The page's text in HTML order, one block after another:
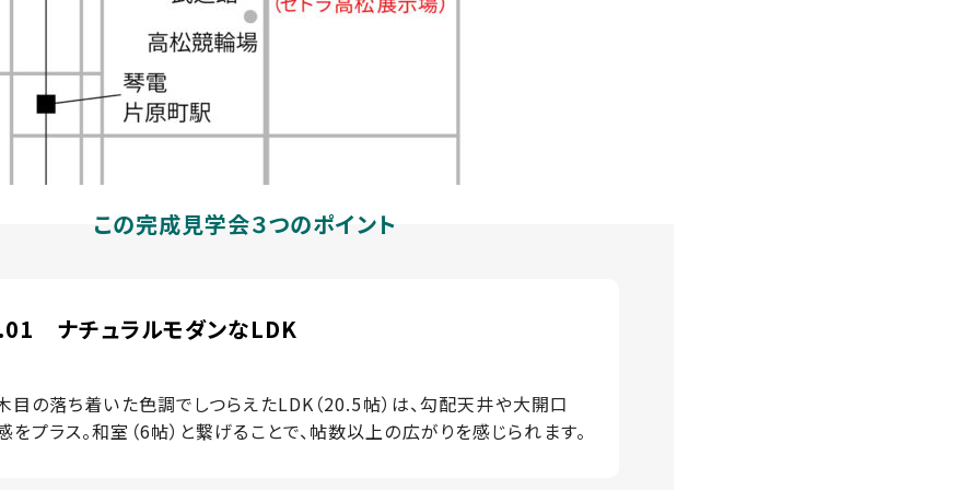
この完成見学会３つのポイント
ナチュラルモダンなLDK
目の落ち着いた色調でしつらえたLDK（20.5帖）は、勾配天井や大開口
プラス。和室（6帖）と繋げることで、帖数以上の広がりを感じられます。